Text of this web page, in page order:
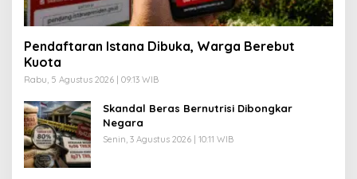
Pendaftaran Istana Dibuka, Warga Berebut
Kuota
Rabu, 5 Agustus 2026 | 09:13 WIB
Skandal Beras Bernutrisi Dibongkar
Negara
Senin, 3 Agustus 2026 | 10:11 WIB